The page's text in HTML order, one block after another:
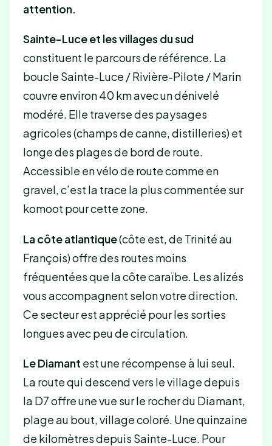
attention.
Sainte-Luce et les villages du sud
constituent le parcours de référence. La
boucle Sainte-Luce / Rivière-Pilote / Marin
couvre environ 40 km avec un dénivelé
modéré. Elle traverse des paysages
agricoles (champs de canne, distilleries) et
longe des plages de bord de route.
Accessible en vélo de route comme en
gravel, c’est la trace la plus commentée sur
komoot pour cette zone.
La côte atlantique(côte est, de Trinité au
François) offre des routes moins
fréquentées que la côte caraïbe. Les alizés
vous accompagnent selon votre direction.
Ce secteur est apprécié pour les sorties
longues avec peu de circulation.
Le Diamant est une récompense à lui seul.
La route qui descend vers le village depuis
la D7 offre une vue sur le rocher du Diamant,
plage au bout, village coloré. Une quinzaine
de kilomètres depuis Sainte-Luce. Pour